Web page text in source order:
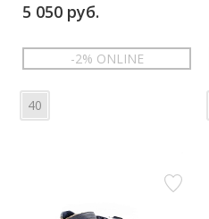
5 050 руб.
-2% ONLINE
40